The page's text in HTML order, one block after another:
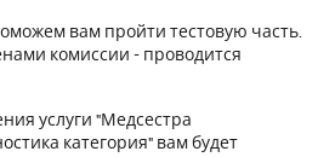
вам пройти тестовую часть.
комиссии - проводится
услуги "Медсестра
категория" вам будет